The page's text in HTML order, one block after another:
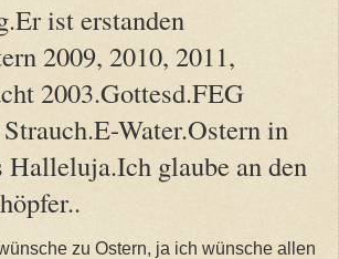
ist erstanden
2009, 2010, 2011,
2003.Gottesd.FEG
Water.Ostern in
Halleluja.Ich glaube an den
zu Ostern, ja ich wünsche allen